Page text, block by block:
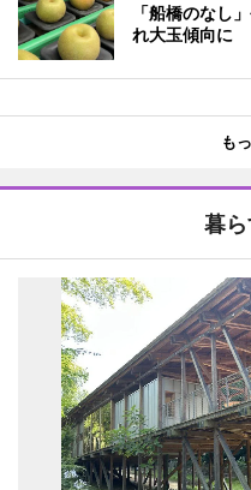
「船橋のなし
れ大玉傾向に
も
暮ら